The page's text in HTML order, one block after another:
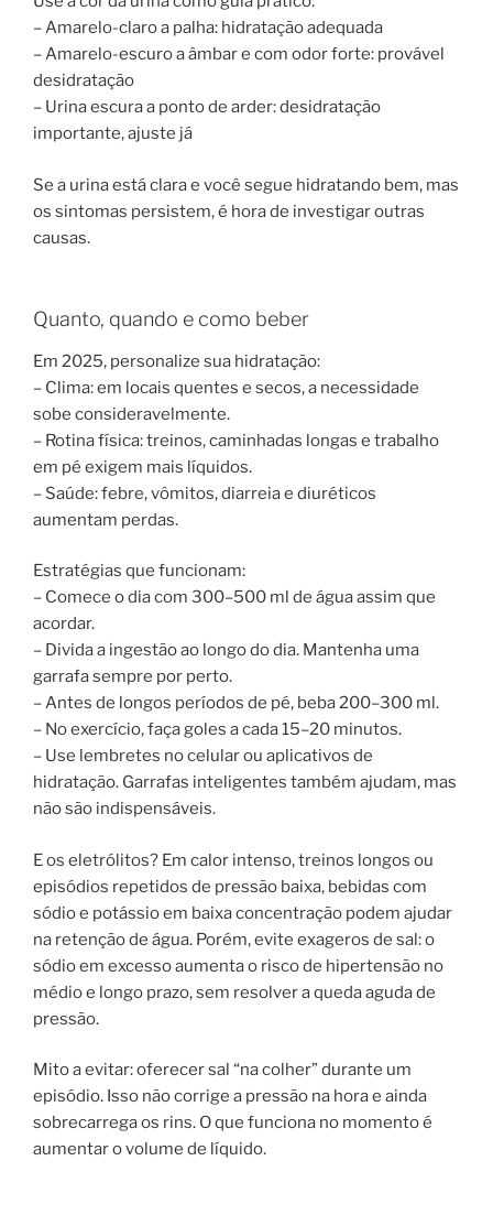
– Amarelo-claro a palha: hidratação adequada
– Amarelo-escuro a âmbar e com odor forte: provável
desidratação
– Urina escura a ponto de arder: desidratação
importante, ajuste já
Se a urina está clara e você segue hidratando bem, mas
os sintomas persistem, é hora de investigar outras
causas.
Quanto, quando e como beber
Em 2025, personalize sua hidratação:
– Clima: em locais quentes e secos, a necessidade
sobe consideravelmente.
– Rotina física: treinos, caminhadas longas e trabalho
em pé exigem mais líquidos.
– Saúde: febre, vômitos, diarreia e diuréticos
aumentam perdas.
Estratégias que funcionam:
– Comece o dia com 300–500 ml de água assim que
acordar.
– Divida a ingestão ao longo do dia. Mantenha uma
garrafa sempre por perto.
– Antes de longos períodos de pé, beba 200–300 ml.
– No exercício, faça goles a cada 15–20 minutos.
– Use lembretes no celular ou aplicativos de
hidratação. Garrafas inteligentes também ajudam, mas
não são indispensáveis.
E os eletrólitos? Em calor intenso, treinos longos ou
episódios repetidos de pressão baixa, bebidas com
sódio e potássio em baixa concentração podem ajudar
na retenção de água. Porém, evite exageros de sal: o
sódio em excesso aumenta o risco de hipertensão no
médio e longo prazo, sem resolver a queda aguda de
pressão.
Mito a evitar: oferecer sal “na colher” durante um
episódio. Isso não corrige a pressão na hora e ainda
sobrecarrega os rins. O que funciona no momento é
aumentar o volume de líquido.